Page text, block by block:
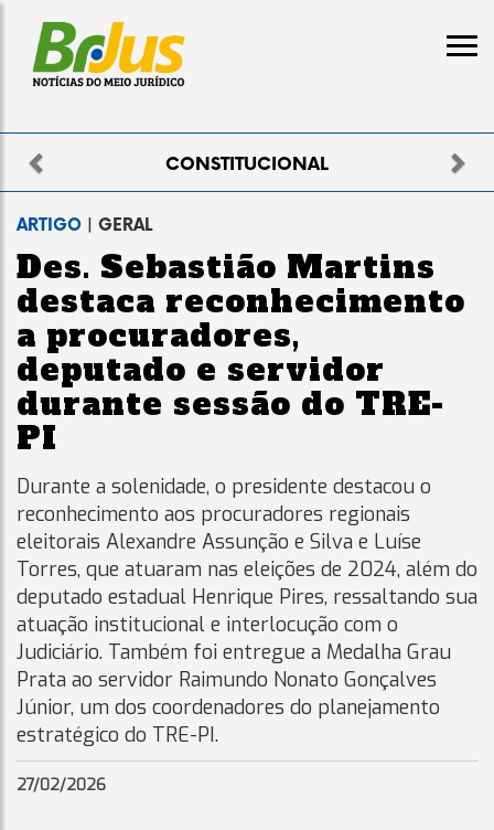
ELEITORAL
Previous
ARTIGO | GERAL
Des. Sebastião Martins
destaca reconhecimento
a procuradores,
deputado e servidor
durante sessão do TRE-
PI
Durante a solenidade, o presidente destacou o
reconhecimento aos procuradores regionais
eleitorais Alexandre Assunção e Silva e Luíse
Torres, que atuaram nas eleições de 2024, além do
deputado estadual Henrique Pires, ressaltando sua
atuação institucional e interlocução com o
Judiciário. Também foi entregue a Medalha Grau
Prata ao servidor Raimundo Nonato Gonçalves
Júnior, um dos coordenadores do planejamento
estratégico do TRE-PI.
27/02/2026